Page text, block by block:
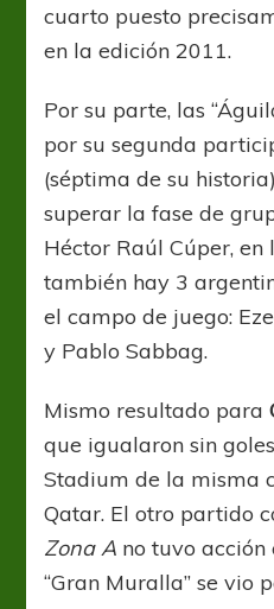
cuarto puesto
en la edición 2011.
Por su parte, las
por su segunda
(séptima de su
superar la fase de
Héctor Raúl Cúper, en
también hay 3
el campo de juego:
y Pablo Sabbag.
Mismo resultado para
que igualaron sin
Stadium de la misma
Qatar. El otro partido
Zona A no tuvo
“Gran Muralla” se vio